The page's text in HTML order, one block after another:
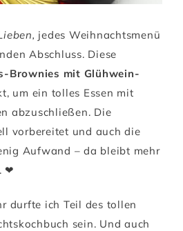
jedes Weihnachtsmenü
Abschluss. Diese
Brownies mit Glühwein-
um ein tolles Essen mit
abzuschließen. Die
vorbereitet und auch die
Aufwand – da bleibt mehr
❤
durfte ich Teil des tollen
sein. Und auch